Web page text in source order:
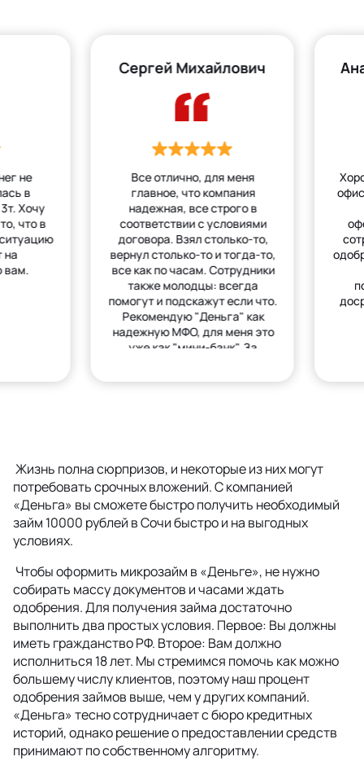
не
в
Хочу
что в
на
вам.
Сергей Михайлович
Все отлично, для меня
главное, что компания
надежная, все строго в
соответствии с условиями
договора. Взял столько-то,
вернул столько-то и тогда-то,
все как по часам. Сотрудники
также молодцы: всегда
помогут и подскажут если что.
Рекомендую "Деньга" как
надежную МФО, для меня это
уже как "мини-банк". За
Жизнь полна сюрпризов, и некоторые из них могут
потребовать срочных вложений. С компанией
«Деньга» вы сможете быстро получить необходимый
займ 10000 рублей в Сочи быстро и на выгодных
условиях.
Чтобы оформить микрозайм в «Деньге», не нужно
собирать массу документов и часами ждать
одобрения. Для получения займа достаточно
выполнить два простых условия. Первое: Вы должны
иметь гражданство РФ. Второе: Вам должно
исполниться 18 лет. Мы стремимся помочь как можно
большему числу клиентов, поэтому наш процент
одобрения займов выше, чем у других компаний.
«Деньга» тесно сотрудничает с бюро кредитных
историй, однако решение о предоставлении средств
принимают по собственному алгоритму.